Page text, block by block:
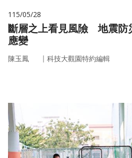
115/05/28
斷層之上看見風險 地震防
應變
陳玉鳳 ｜ 科技大觀園特約編輯